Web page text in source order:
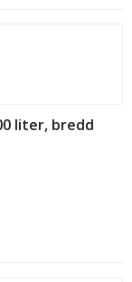
liter, bredd